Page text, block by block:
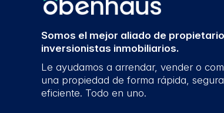
Somos el mejor aliado de
inversionistas inmobiliarios.
Le ayudamos a arrendar, vender o
una propiedad de forma rápida,
eficiente. Todo en uno.